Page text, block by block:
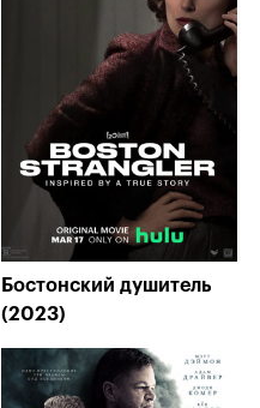
Бостонский душитель
(2023)